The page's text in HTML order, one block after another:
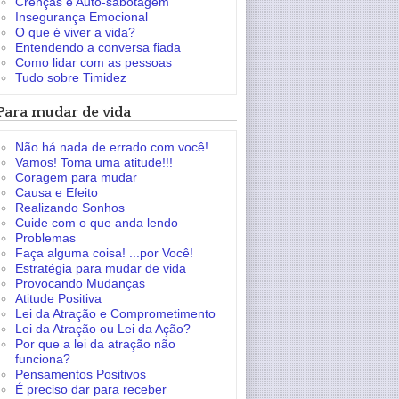
Insegurança Emocional
O que é viver a vida?
Entendendo a conversa fiada
Como lidar com as pessoas
Tudo sobre Timidez
mudar de vida
Não há nada de errado com você!
Vamos! Toma uma atitude!!!
Coragem para mudar
Causa e Efeito
Realizando Sonhos
Cuide com o que anda lendo
Problemas
Faça alguma coisa! ...por Você!
Estratégia para mudar de vida
Provocando Mudanças
Atitude Positiva
Lei da Atração e Comprometimento
Lei da Atração ou Lei da Ação?
Por que a lei da atração não
funciona?
Pensamentos Positivos
É preciso dar para receber